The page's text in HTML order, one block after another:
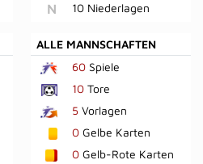
N 10 Niederlagen
ALLE MANNSCHAFTEN
60Spiele
10Tore
5 Vorlagen
0Gelbe Karten
0Gelb-Rote Karten